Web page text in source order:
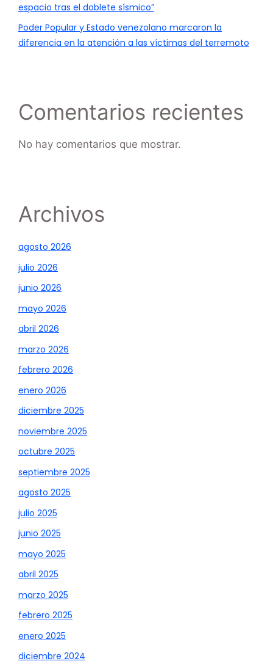
espacio tras el doblete sísmico”
Poder Popular y Estado venezolano marcaron la
diferencia en la atención a las víctimas del terremoto
Comentarios recientes
No hay comentarios que mostrar.
Archivos
agosto 2026
julio 2026
junio 2026
mayo 2026
abril 2026
marzo 2026
febrero 2026
enero 2026
diciembre 2025
noviembre 2025
octubre 2025
septiembre 2025
agosto 2025
julio 2025
junio 2025
mayo 2025
abril 2025
marzo 2025
febrero 2025
enero 2025
diciembre 2024